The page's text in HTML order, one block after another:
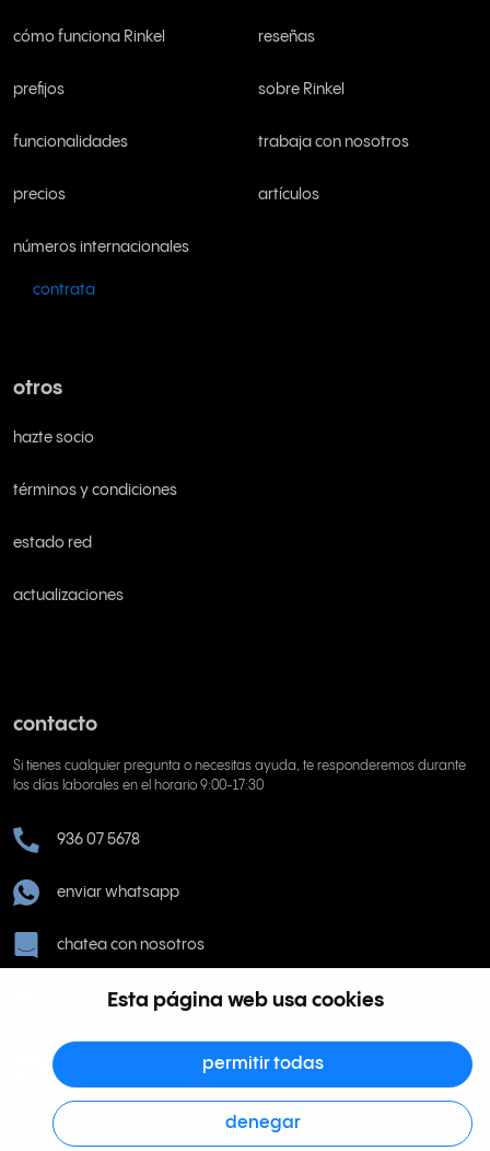
Esta página web usa cookies
permitir todas
denegar
cómo funciona Rinkel
prefijos
funcionalidades
precios
números internacionales
contrata
reseñas
sobre Rinkel
trabaja con nosotros
artículos
otros
hazte socio
términos y condiciones
estado red
actualizaciones
contacto
Si tienes cualquier pregunta o necesitas ayuda, te responderemos durante
los días laborales en el horario 9:00-17:30
936 07 5678
enviar whatsapp
chatea con nosotros
ayuda@rinkel.es